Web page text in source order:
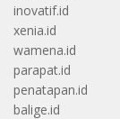
inovatif.id
xenia.id
wamena.id
parapat.id
penatapan.id
balige.id